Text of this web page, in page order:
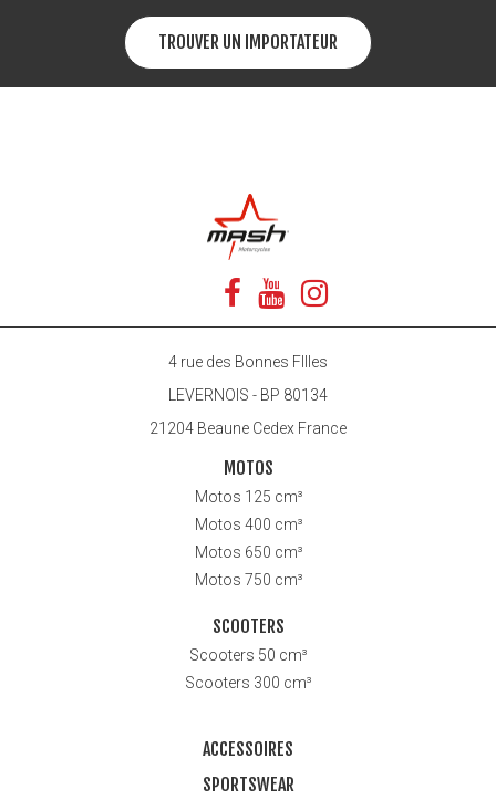
TROUVER UN IMPORTATEUR
4 rue des Bonnes FIlles
LEVERNOIS - BP 80134
21204 Beaune Cedex France
MOTOS
Motos 125 cm³
Motos 400 cm³
Motos 650 cm³
Motos 750 cm³
SCOOTERS
Scooters 50 cm³
Scooters 300 cm³
ACCESSOIRES
SPORTSWEAR